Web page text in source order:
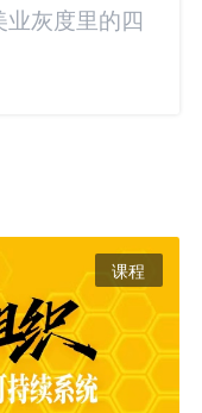
灰度里的四
课程